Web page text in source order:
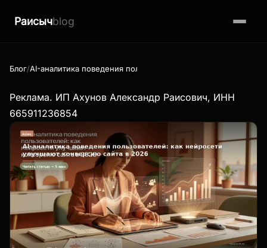
Раисычblog
Блог AI-аналитика поведения пользователей: как нейросети
Реклама. ИП Ахунов Александр Раисович, ИНН
665911236854